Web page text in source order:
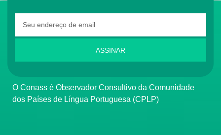
ASSINAR
O Conass é Observador Consultivo da Comunidade
dos Países de Língua Portuguesa (CPLP)